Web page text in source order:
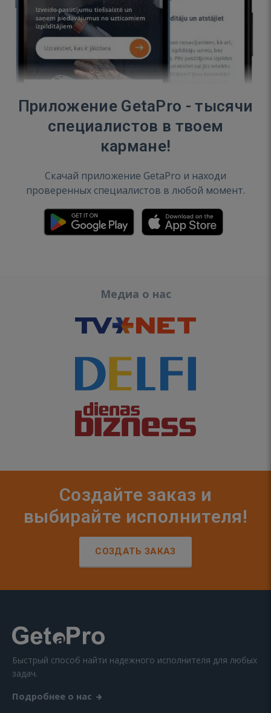
Приложение GetaPro - тысячи
специалистов в твоем
кармане!
Скачай приложение GetaPro и находи
проверенных специалистов в любой момент.
Медиа о нас
Создайте заказ и
выбирайте исполнителя!
СОЗДАТЬ ЗАКАЗ
Быстрый способ найти надежного исполнителя для любых
задач.
Подробнее о нас